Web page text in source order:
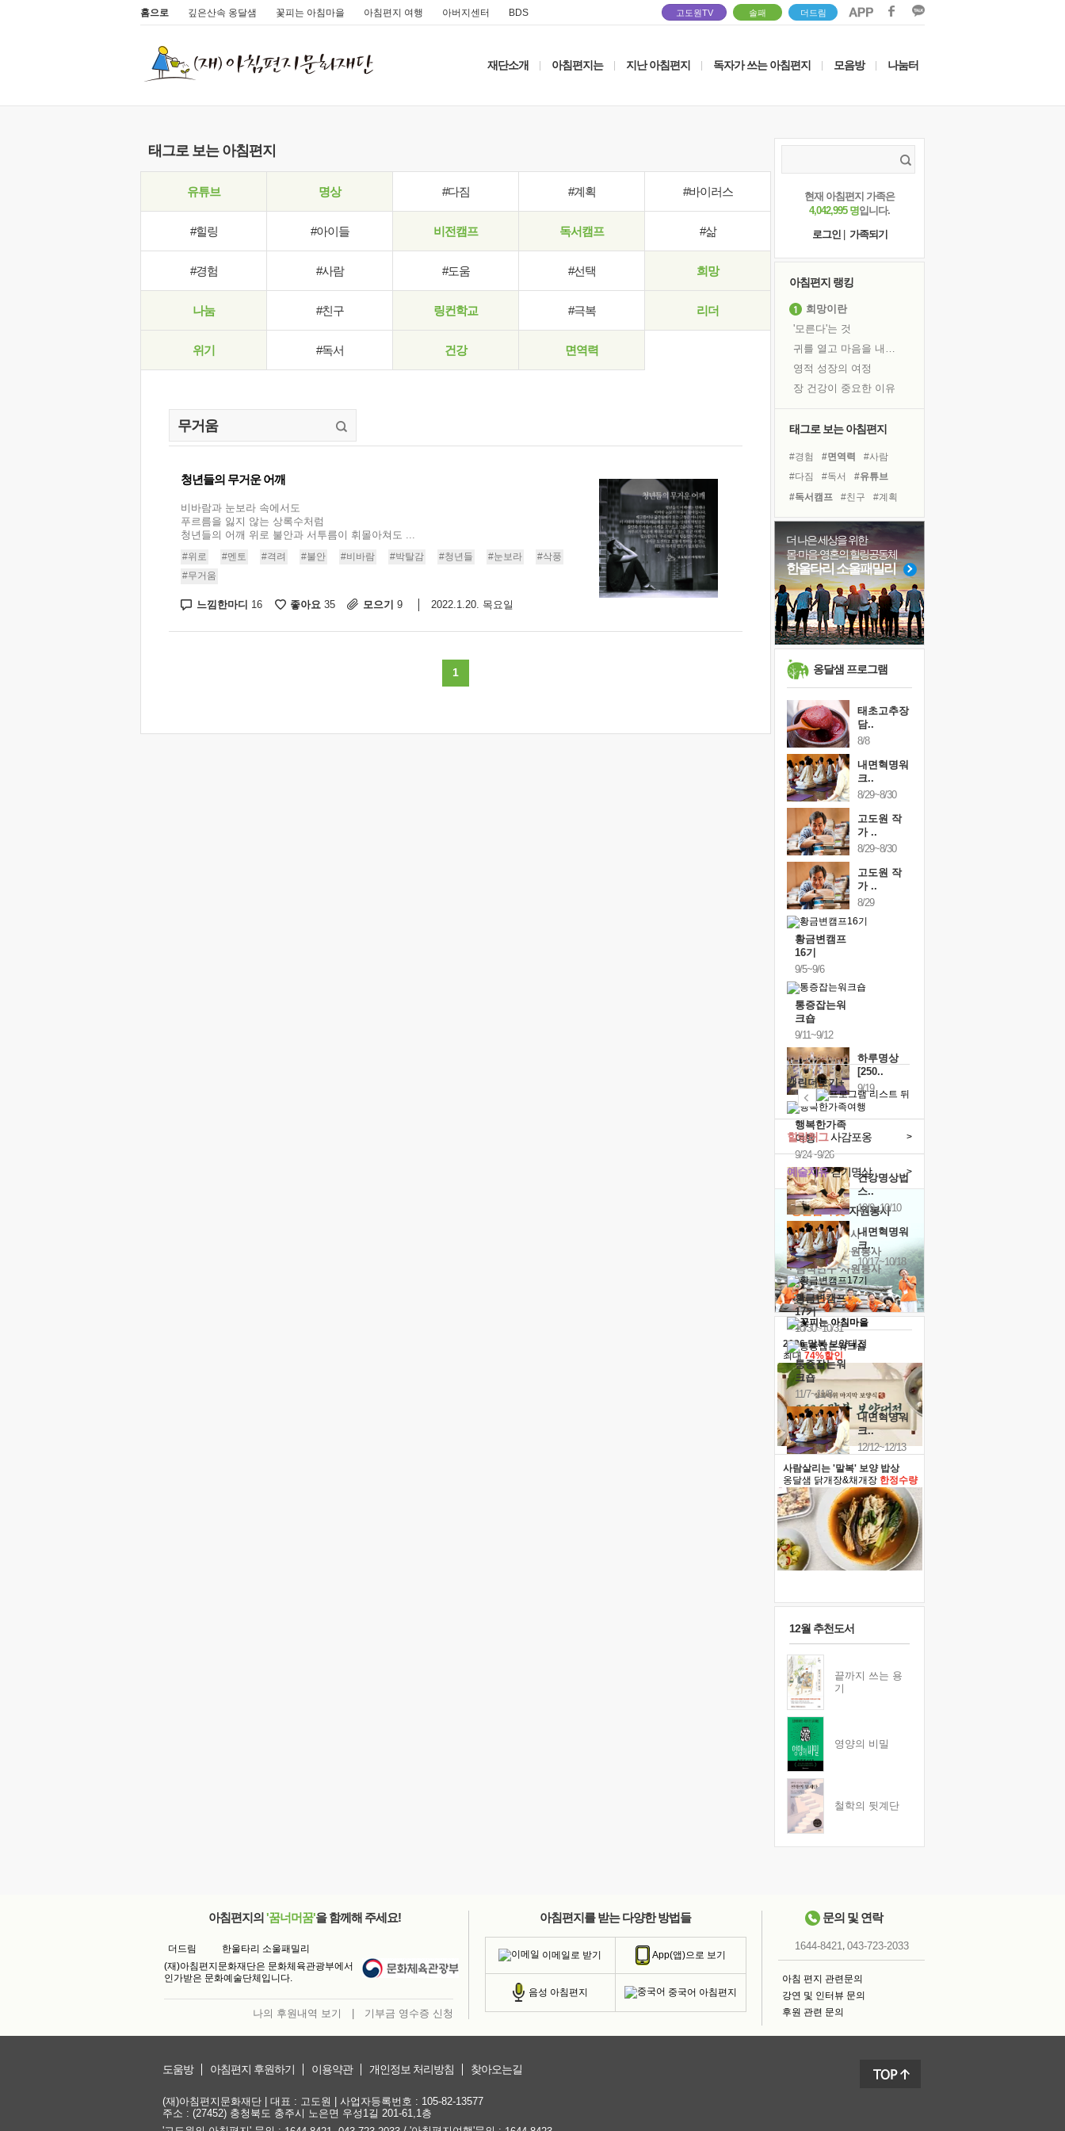
홈으로 깊은산속 옹달샘 꽃피는 아침마을 아침편지 여행 아버지센터 BDS 고도원TV 솔패 더드림
재단소개 아침편지는 지난 아침편지 독자가 쓰는 아침편지 모음방 나눔터
태그로 보는 아침편지
유튜브 명상 #다짐 #계획 #바이러스
#힐링 #아이들 비전캠프 독서캠프 #삶
#경험 #사람 #도움 #선택 희망
나눔 #친구 링컨학교 #극복 리더
위기 #독서 건강 면역력
청년들의 무거운 어깨
비바람과 눈보라 속에서도
푸르름을 잃지 않는 상록수처럼
청년들의 어깨 위로 불안과 서투름이 휘몰아쳐도 ...
#위로 #멘토 #격려 #불안 #비바람 #박탈감 #청년들 #눈보라
#삭풍
#무거움
느낌한마디 16 좋아요 35 모으기 9 2022.1.20. 목요일
1
현재 아침편지 가족은
4,042,995 명입니다.
로그인
가족되기
아침편지 랭킹
희망이란
'모른다'는 것
귀를 열고 마음을 내어주고
영적 성장의 여정
장 건강이 중요한 이유
꿈이 실제가 되는 것
'말 타는 법'을 먼저
졸업식 사진을 보며
아픈 아버지를 위한 공간 설계
극심한 변비, 어깨결림, 수면 장애
보고 싶은 어머니
유년 시절의 부산 영도 바다
못된 꼰대들
거울 속의 나
태그로 보는 아침편지
#경험 #면역력
#사람
#다짐
#독서
#유튜브
#독서캠프
#친구
#계획
#링컨학교
#명상
#비전캠프
#리더
#극복
#아이들
#선택
#힐링
#도움
#바이러스 #위기
더 나은 세상을 위한
몸·마음·영혼의 힐링공동체
한울타리 소울패밀리
옹달샘 프로그램
태초고추장
담..
8/8
내면혁명워
크..
8/29~8/30
고도원 작
가 ..
8/29~8/30
고도원 작
가 ..
8/29
황금변캠프
16기
9/5~9/6
통증잡는워
크숍
9/11~9/12
하루명상
[250..
9/19
행복한가족
여행
9/24~9/26
건강명상법
스..
10/9~10/10
내면혁명워
크..
10/17~10/18
황금변캠프
17기
10/30~10/31
통증잡는워
크숍
11/7~11/8
내면혁명워
크..
12/12~12/13
캘린더보기+
예술치유걷기명상 >
힐링허그사감포옹 >
'옹달샘의 꽃'자원봉사
· 청년 자원봉사
· 금빛청년 자원봉사
· 음식연구 자원봉사
2026 말복 보양대전
최대 74%할인
사람살리는 '말복' 보양 밥상
옹달샘 닭개장&채개장 한정수량
12월 추천도서
끝까지 쓰는 용
기
영양의 비밀
철학의 뒷계단
아침편지의 '꿈너머꿈'을 함께해 주세요!
더드림
한울타리 소울패밀리
(재)아침편지문화재단은 문화체육관광부에서
인가받은 문화예술단체입니다.
나의 후원내역 보기 기부금 영수증 신청
아침편지를 받는 다양한 방법들
이메일로 받기 App(앱)으로 보기
음성 아침편지 중국어 아침편지
문의 및 연락
1644-8421, 043-723-2033
아침 편지 관련문의
강연 및 인터뷰 문의
후원 관련 문의
도움방 아침편지 후원하기 이용약관 개인정보 처리방침 찾아오는길
(재)아침편지문화재단 | 대표 : 고도원 | 사업자등록번호 : 105-82-13577
주소 : (27452) 충청북도 충주시 노은면 우성1길 201-61,1층